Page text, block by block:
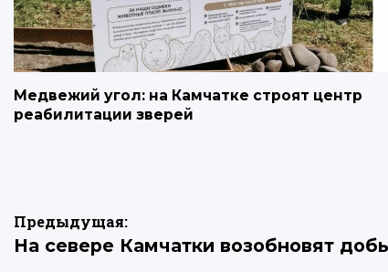
Медвежий угол: на Камчатке строят центр
реабилитации зверей
Навигация
по
Предыдущая:
На севере Камчатки возобновят